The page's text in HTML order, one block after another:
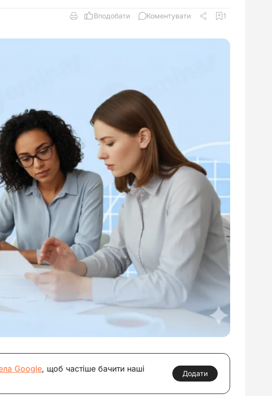
Вподобати Коментувати 1
Google, щоб частіше бачити наші
Додати